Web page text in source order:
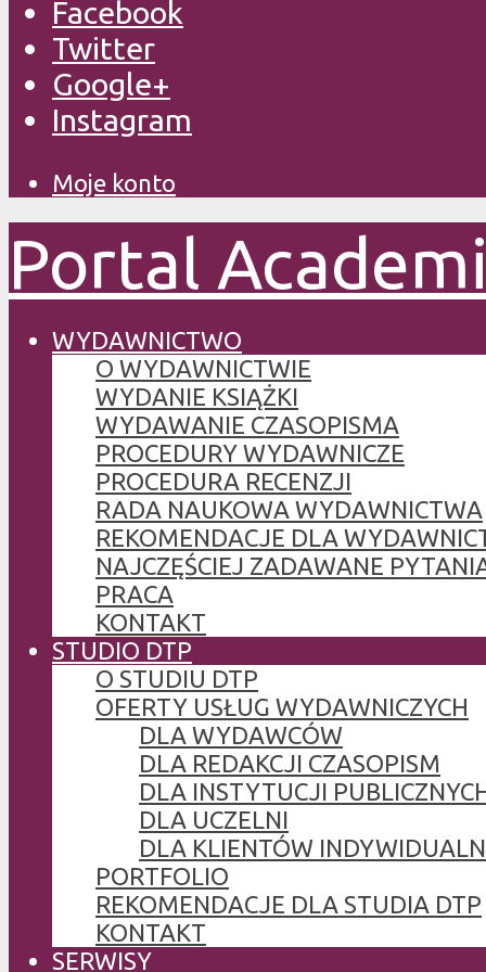
Facebook
Twitter
Google+
Instagram
Moje konto
Portal
WYDAWNICTWO
O WYDAWNICTWIE
WYDANIE KSIĄŻKI
WYDAWANIE CZASOPISMA
PROCEDURY WYDAWNICZE
PROCEDURA RECENZJI
RADA NAUKOWA WYDAWNICTWA
REKOMENDACJE DLA
NAJCZĘŚCIEJ ZADAWANE
PRACA
KONTAKT
STUDIO DTP
O STUDIU DTP
OFERTY USŁUG WYDAWNICZYCH
DLA WYDAWCÓW
DLA REDAKCJI CZASOPISM
DLA INSTYTUCJI
DLA UCZELNI
DLA KLIENTÓW
PORTFOLIO
REKOMENDACJE DLA STUDIA DTP
KONTAKT
SERWISY